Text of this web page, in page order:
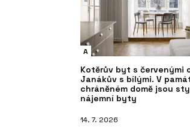
A
Kotěrův byt s červenými
Janákův s bílými. V
chráněném domě jsou
nájemní byty
14. 7. 2026